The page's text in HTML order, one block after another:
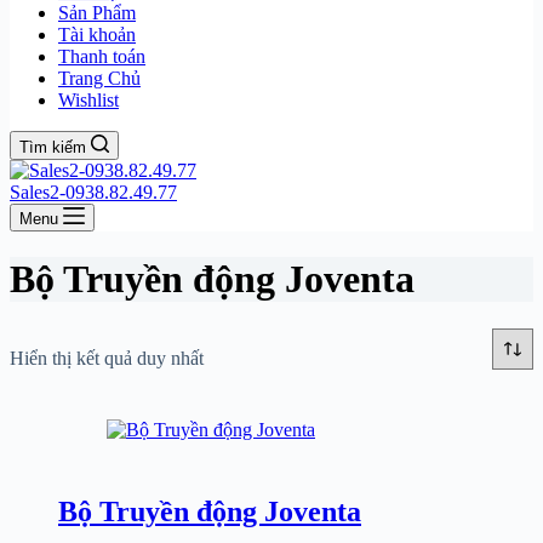
Sản Phẩm
Tài khoản
Thanh toán
Trang Chủ
Wishlist
Tìm kiếm
Sales2-0938.82.49.77
Menu
Bộ Truyền động Joventa
Hiển thị kết quả duy nhất
Bộ Truyền động Joventa